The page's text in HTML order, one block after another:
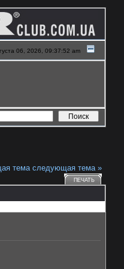
06, 2026, 09:37:52 am
тема следующая тема »
ПЕЧАТЬ